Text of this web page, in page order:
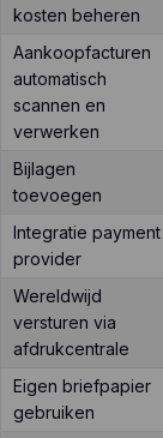
kosten beheren
Aankoopfacturen
automatisch
scannen en
verwerken
Bijlagen
toevoegen
Integratie payment
provider
Wereldwijd
versturen via
afdrukcentrale
Eigen briefpapier
gebruiken